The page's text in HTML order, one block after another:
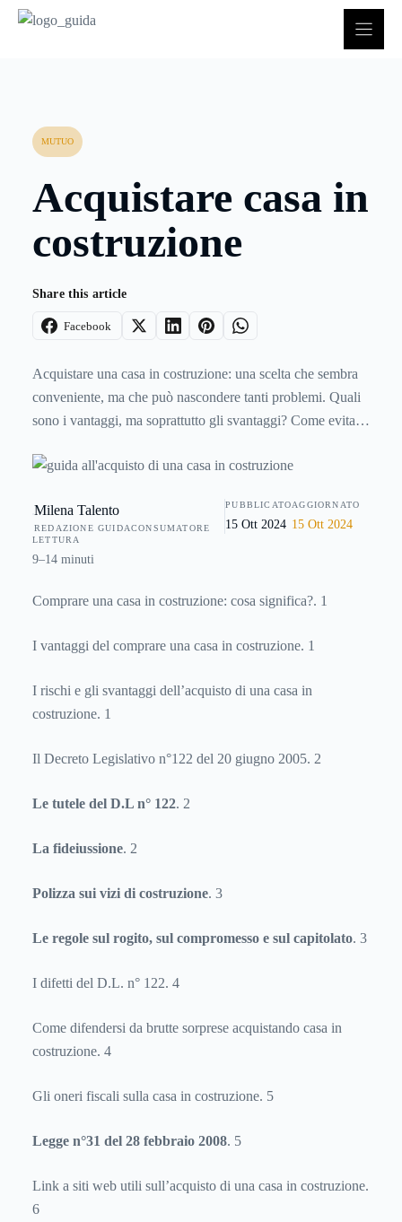
MUTUO
Acquistare casa in
costruzione
Share this article
Facebook
Acquistare una casa in costruzione: una scelta che sembra
conveniente, ma che può nascondere tanti problemi. Quali
sono i vantaggi, ma soprattutto gli svantaggi? Come evitare
ne sono, ma qualche consiglio può aiutare.
Milena Talento
REDAZIONE GUIDACONSUMATORE
PUBBLICATO
15 Ott 2024
AGGIORNATO
15 Ott 2024
LETTURA
9–14 minuti
Comprare una casa in costruzione: cosa significa?. 1
I vantaggi del comprare una casa in costruzione. 1
I rischi e gli svantaggi dell’acquisto di una casa in
costruzione. 1
Il Decreto Legislativo n°122 del 20 giugno 2005. 2
Le tutele del D.L n° 122. 2
La fideiussione. 2
Polizza sui vizi di costruzione. 3
Le regole sul rogito, sul compromesso e sul capitolato. 3
I difetti del D.L. n° 122. 4
Come difendersi da brutte sorprese acquistando casa in
costruzione. 4
Gli oneri fiscali sulla casa in costruzione. 5
Legge n°31 del 28 febbraio 2008. 5
Link a siti web utili sull’acquisto di una casa in costruzione.
6